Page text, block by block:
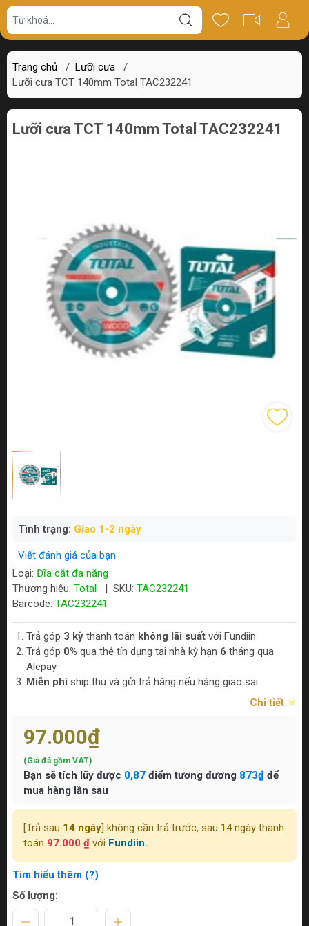
Trang chủ / Lưỡi cưa
/
Lưỡi cưa TCT 140mm Total TAC232241
Giá bán Review
Lưỡi cưa TCT 140mm Total TAC232241
Tình trạng: Giao 1-2 ngày
Viết đánh giá của bạn
Loại: Đĩa cắt đa năng
Thương hiệu: Total SKU: TAC232241
Barcode: TAC232241
Trả góp 3 kỳ thanh toán không lãi suất với Fundiin
Trả góp 0% qua thẻ tín dụng tại nhà kỳ hạn 6 tháng qua
Alepay
Miễn phíship thu và gửi trả hàng nếu hàng giao sai
Chi tiết
97.000₫
(Giá đã gồm VAT)
Bạn sẽ tích lũy được 0,87 điểm tương đương 873₫ để
mua hàng lần sau
[Trả sau 14 ngày ] không cần trả trước, sau 14 ngày thanh
toán 97.000 ₫ với Fundiin.
Tìm hiểu thêm (?)
Số lượng: